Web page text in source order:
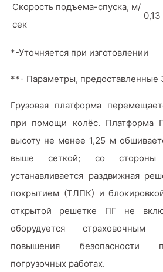
Скорость подъема-спуска, м/
сек
0,13
*-Уточняется при изготовлении
**- Параметры, предоставленные
Грузовая платформа
при помощи колёс. Платформа
высоту не менее 1,25 м
выше сеткой; со стороны
устанавливается раздвижная
покрытием (ТЛПК) и
открытой решетке ПГ не
оборудуется страховочным
повышения безопасности
погрузочных работах.